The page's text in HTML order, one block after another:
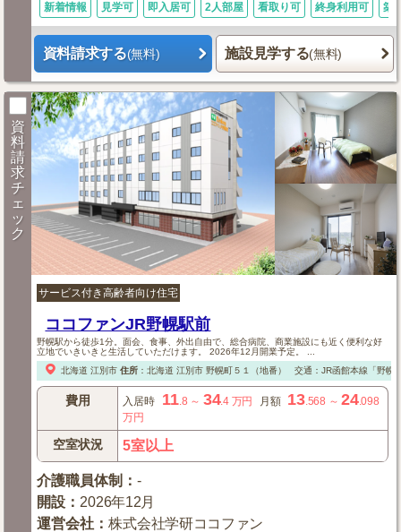
新着情報 見学可 即入居可 2人部屋 看取り可 終身利用可 築
資料請求する(無料) 施設見学する(無料)
資
料
請
求
チ
ェ
ッ
ク
サービス付き高齢者向け住宅
ココファンJR野幌駅前
野幌駅から徒歩1分。面会、食事、外出自由で、総合病院、商業施設にも近く便利な好
立地でいきいきと生活していただけます。 2026年12月開業予定。 ...
北海道 江別市 住所： 北海道 江別市野幌町５１（地番） 交通：JR函館本線「野幌
費用 入居時 11.8 ～ 34.4 万円 月額 13.568 ～24.098
万円
空室状況 5室以上
介護職員体制 ：-
開設 ： 2026年12月
運営会社 ：株式会社学研ココファン